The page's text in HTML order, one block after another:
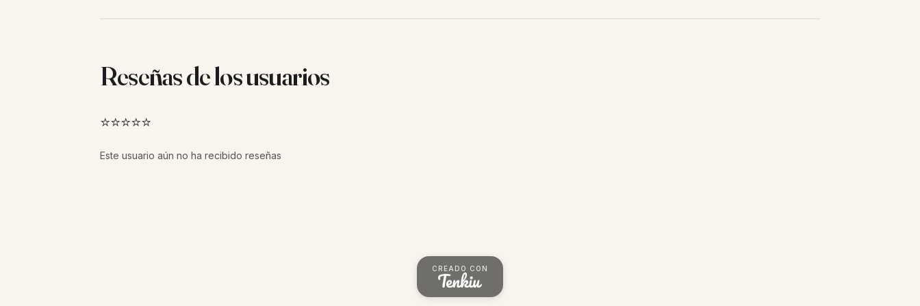
Reseñas de los usuarios
⭐⭐⭐⭐⭐
Este usuario aún no ha recibido reseñas
CREADO CON